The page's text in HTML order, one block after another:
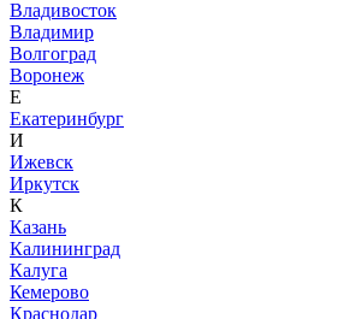
Владивосток
Владимир
Волгоград
Воронеж
Е
Екатеринбург
И
Ижевск
Иркутск
К
Казань
Калининград
Калуга
Кемерово
Краснодар